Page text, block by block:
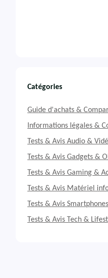
Catégories
Guide d'achats &
Informations légales &
Tests & Avis Audio &
Tests & Avis Gadgets &
Tests & Avis Gaming &
Tests & Avis Matériel
Tests & Avis
Tests & Avis Tech &